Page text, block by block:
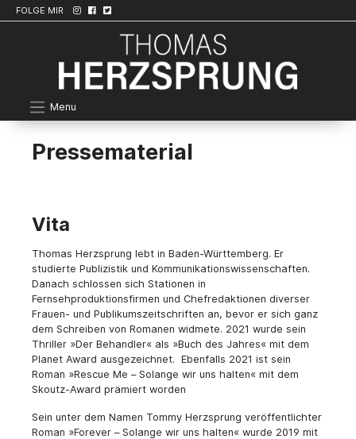
FOLGE MIR
Menu
Pressematerial
Vita
Thomas Herzsprung lebt in Baden-Württemberg. Er
studierte Publizistik und Kommunikationswissenschaften.
Danach schlossen sich Stationen in
Fernsehproduktionsfirmen und Chefredaktionen diverser
Frauen- und Publikumszeitschriften an, bevor er sich ganz
dem Schreiben von Romanen widmete. 2021 wurde sein
Thriller »Der Behandler« als »Buch des Jahres« mit dem
Planet Award ausgezeichnet. Ebenfalls 2021 ist sein
Roman »Rescue Me – Solange wir uns halten« mit dem
Skoutz-Award prämiert worden
Sein unter dem Namen Tommy Herzsprung veröffentlichter
Roman »Forever – Solange wir uns halten« wurde 2019 mit